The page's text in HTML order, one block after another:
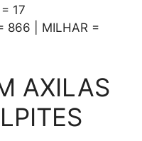
17
866 | MILHAR =
AXILAS